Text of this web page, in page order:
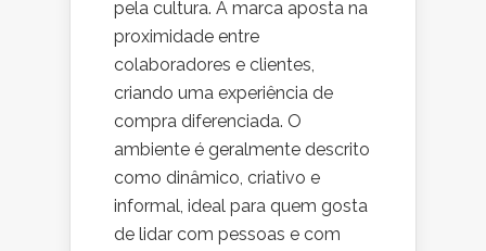
pela cultura. A marca aposta na
proximidade entre
colaboradores e clientes,
criando uma experiência de
compra diferenciada. O
ambiente é geralmente descrito
como dinâmico, criativo e
informal, ideal para quem gosta
de lidar com pessoas e com